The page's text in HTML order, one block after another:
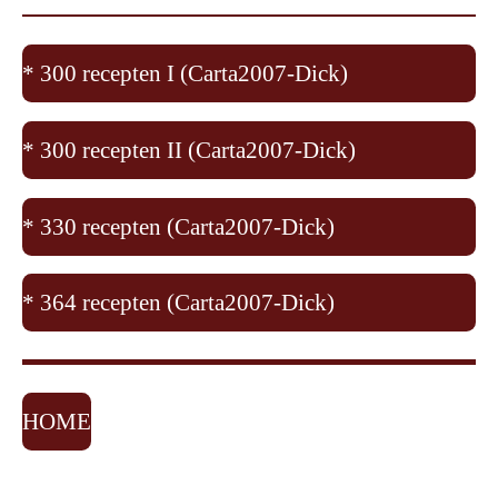
* 300 recepten I (Carta2007-Dick)
* 300 recepten II (Carta2007-Dick)
* 330 recepten (Carta2007-Dick)
* 364 recepten (Carta2007-Dick)
HOME